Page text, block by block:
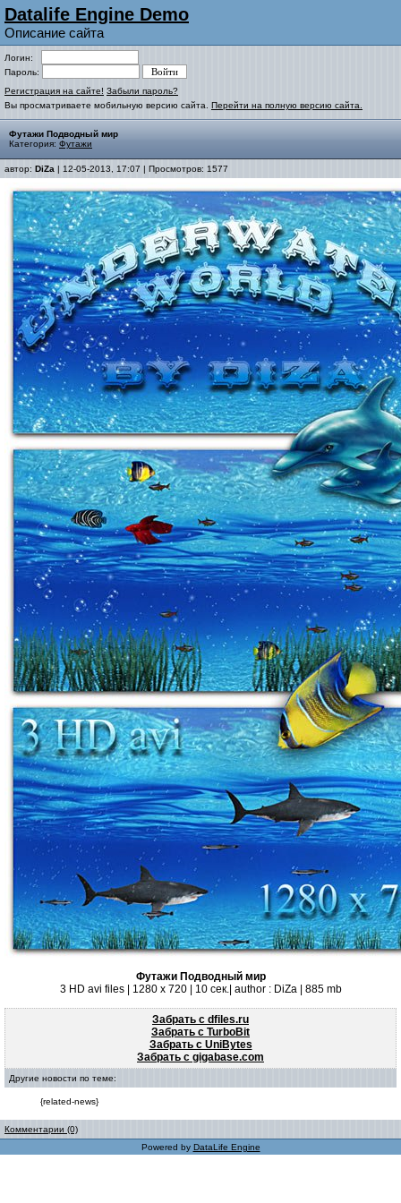
Datalife Engine Demo
Описание сайта
Логин:
Пароль:
Регистрация на сайте! Забыли пароль?
Вы просматриваете мобильную версию сайта. Перейти на полную версию сайта.
Футажи Подводный мир
Категория: Футажи
автор: DiZa | 12-05-2013, 17:07 | Просмотров: 1577
Футажи Подводный мир
3 HD avi files | 1280 x 720 | 10 сек.| author : DiZa | 885 mb
Забрать с dfiles.ru
Забрать с TurboBit
Забрать с UniBytes
Забрать с gigabase.com
Другие новости по теме:
{related-news}
Комментарии (0)
Powered by DataLife Engine